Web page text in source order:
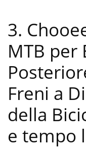
3.
MTB per
Freni a
della
e tempo